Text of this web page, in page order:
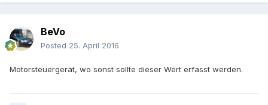
BeVo
Posted 25. April 2016
Motorsteuergerät, wo sonst sollte dieser Wert erfasst werden.